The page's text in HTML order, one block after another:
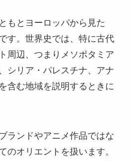
もとヨーロッパから見た
す。世界史では、特に古代
周辺、つまりメソポタミア
シリア・パレスチナ、アナ
含む地域を説明するときに
ランドやアニメ作品ではな
のオリエントを扱います。